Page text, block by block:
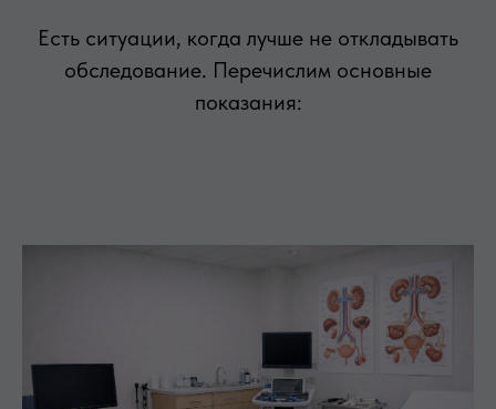
Есть ситуации, когда лучше не откладывать
обследование. Перечислим основные
показания: